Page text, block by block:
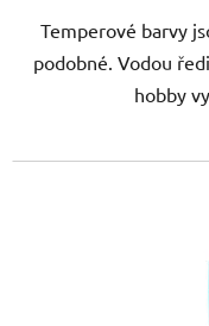
Temperové barvy
podobné. Vodou
hobby